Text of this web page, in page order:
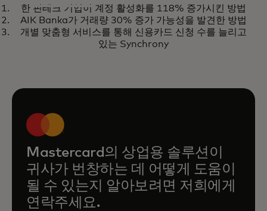
새로운 시대에 여행 정책을
개발하고 시행하며 비용을
제어하는 방법
더 알아보기
한 핀테크 기업이 계정 활성화를 118% 증가시킨 방법
AIK Banka가 거래량 30% 증가 가능성을 발견한 방법
개별 맞춤형 서비스를 통해 신용카드 신청 수를 늘리고
있는 Synchrony
Mastercard의 상업용 솔루션이
귀사가 번창하는 데 어떻게 도움이
될 수 있는지 알아보려면 저희에게
연락주세요.